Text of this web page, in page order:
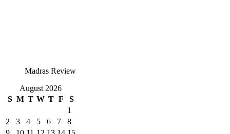
Madras Review
August 2026
S M T W T F
S
1
2
3 4 5 6 7
8